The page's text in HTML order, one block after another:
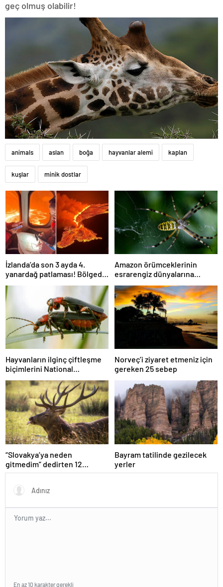
geç olmuş olabilir!
animals aslan boğa hayvanlar alemi kaplan
kuşlar minik dostlar
İzlanda’da son 3 ayda 4.
yanardağ patlaması! Bölgede
OHAL ilan edildi, vatandaşlar
kısa mesajla tahliye edildi
Amazon örümceklerinin
esrarengiz dünyalarına
gitmeye hazır olun.
Hayvanların ilginç çiftleşme
biçimlerini National
Geographic görüntüledi.
Norveç’i ziyaret etmeniz için
gereken 25 sebep
“Slovakya’ya neden
gitmedim” dedirten 12
fotoğraf
Bayram tatilinde gezilecek
yerler
En az 10 karakter gerekli